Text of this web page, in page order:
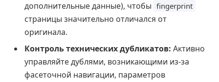
дополнительные данные), чтобы fingerprint
страницы значительно отличался от
оригинала.
Контроль технических дубликатов: Активно
управляйте дублями, возникающими из-за
фасеточной навигации, параметров